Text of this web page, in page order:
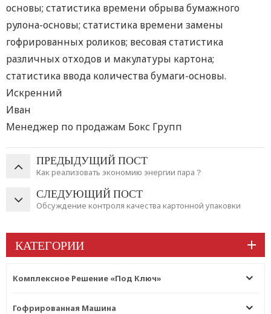
основы; статистика времени обрыва бумажного
рулона-основы; статистика времени замены
гофрированных роликов; весовая статистика
различных отходов и макулатуры картона;
статистика ввода количества бумаги-основы.
Искренний
Иван
Менеджер по продажам Бокс Групп
ПРЕДЫДУЩИЙ ПОСТ
Как реализовать экономию энергии пара？
СЛЕДУЮЩИЙ ПОСТ
Обсуждение контроля качества картонной упаковки
КАТЕГОРИИ
Комплексное Решение «под Ключ»
Гофрированная Машина